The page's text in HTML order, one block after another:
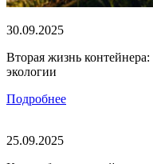
30.09.2025
Вторая жизнь
экологии
Подробнее
25.09.2025